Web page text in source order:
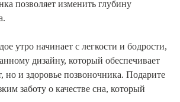
позволяет изменить глубину
утро начинает с легкости и бодрости,
дизайну, который обеспечивает
но и здоровье позвоночника. Подарите
заботу о качестве сна, который